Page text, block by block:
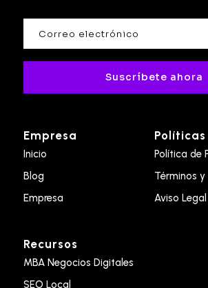
Suscríbete ahora
Empresa
Inicio
Blog
Empresa
Políticas
Política de
Términos
Aviso Legal
Recursos
MBA Negocios Digitales
SEO Local